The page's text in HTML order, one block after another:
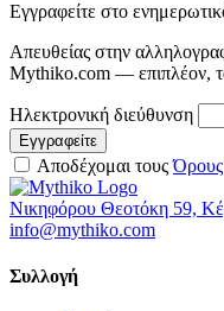
Εγγραφείτε στο
Απευθείας στην
Mythiko.com — επιπλέον,
Ηλεκτρονική διεύθυνση
Αποδέχομαι τους
Νικηφόρου Θεοτόκη 59,
info@mythiko.com
Συλλογή